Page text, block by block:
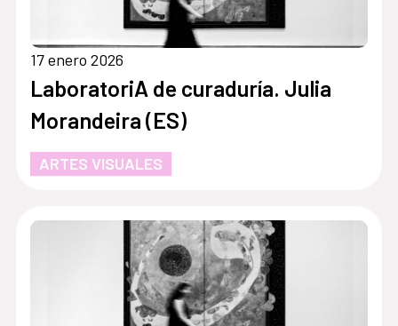
17 enero 2026
LaboratoriA de curaduría. Julia
Morandeira (ES)
ARTES VISUALES